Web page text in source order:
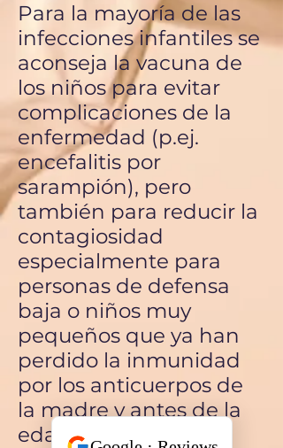
Para la mayoría de las
infecciones infantiles se
aconseja la vacuna de
los niños para evitar
complicaciones de la
enfermedad (p.ej.
encefalitis por
sarampión), pero
también para reducir la
contagiosidad
especialmente para
personas de defensa
baja o niños muy
pequeños que ya han
perdido la inmunidad
por los anticuerpos de
la madre y antes de la
edad de la vacuna.